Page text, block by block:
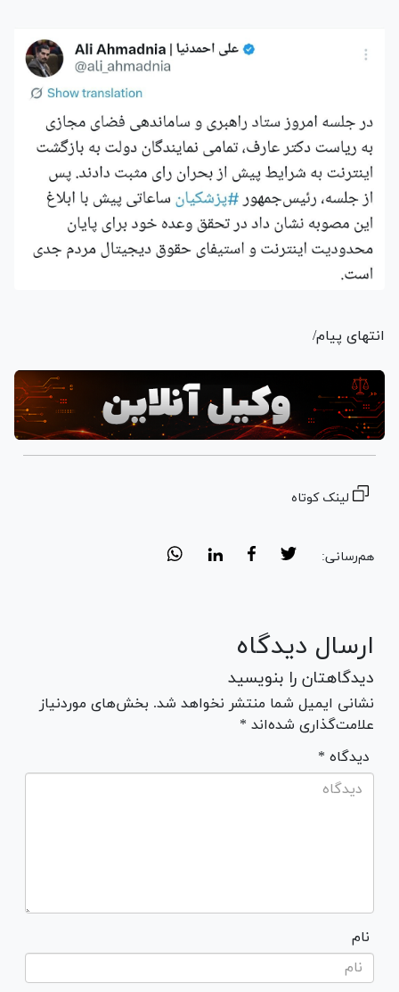
انتهای پیام/
لینک کوتاه
هم‌رسانی:
ارسال دیدگاه
دیدگاهتان را بنویسید
نشانی ایمیل شما منتشر نخواهد شد. بخش‌های موردنیاز
علامت‌گذاری شده‌اند *
* دیدگاه
نام